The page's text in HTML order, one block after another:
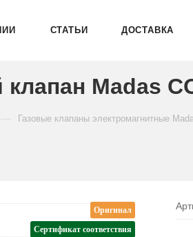
СТАТЬИ ДОСТАВКА
Madas
Газовые клапаны электромагнитные
Оригинал
Сертификат соответствия